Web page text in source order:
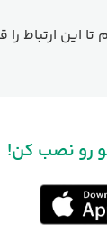
این ارتباط
رو نصب کن